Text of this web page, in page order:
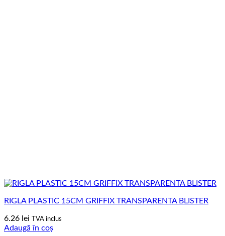
RIGLA PLASTIC 15CM GRIFFIX TRANSPARENTA BLISTER
6.26 lei TVA inclus
Adaugă în coș